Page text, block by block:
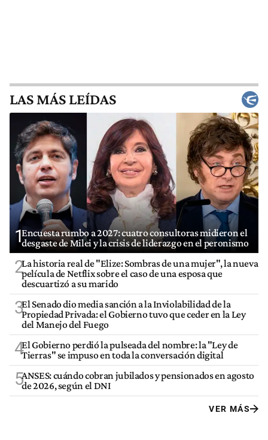
LAS MÁS LEÍDAS
1Encuesta rumbo a 2027: cuatro consultoras midieron el
desgaste de Milei y la crisis de liderazgo en el peronismo
2La historia real de "Elize: Sombras de una mujer", la nueva
película de Netflix sobre el caso de una esposa que
descuartizó a su marido
3El Senado dio media sanción a la Inviolabilidad de la
Propiedad Privada: el Gobierno tuvo que ceder en la Ley
del Manejo del Fuego
4El Gobierno perdió la pulseada del nombre: la "Ley de
Tierras" se impuso en toda la conversación digital
5ANSES: cuándo cobran jubilados y pensionados en agosto
de 2026, según el DNI
VER MÁS